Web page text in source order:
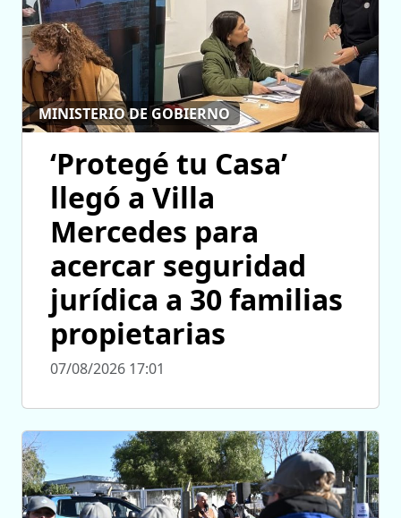
MINISTERIO DE GOBIERNO
‘Protegé tu Casa’
llegó a Villa
Mercedes para
acercar seguridad
jurídica a 30 familias
propietarias
07/08/2026 17:01